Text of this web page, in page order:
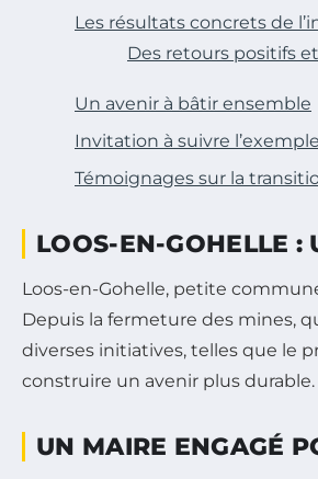
Les résultats concrets de
Des retours positifs
Un avenir à bâtir ensemble
Invitation à suivre
Témoignages sur la
LOOS-EN-GOHELLE :
Loos-en-Gohelle, petite
Depuis la fermeture des mines,
diverses initiatives, telles que le
construire un avenir plus durable.
UN MAIRE ENGAGÉ